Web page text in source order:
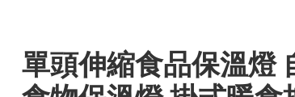
單頭伸縮食品保溫燈